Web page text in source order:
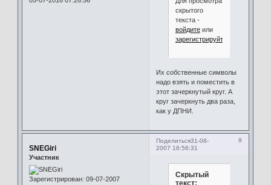
скрытого
текста -
войдитеили
зарегистрируйтесь
Их собственные символы
надо взять и поместить в
этот зачеркнутый круг. А
круг зачеркнуть два раза,
как у ДПНИ.
Поделиться 9
31-08-
2007 16:56:31
SNEGiri
Участник
Зарегистрирован: 09-07-2007
Скрытый